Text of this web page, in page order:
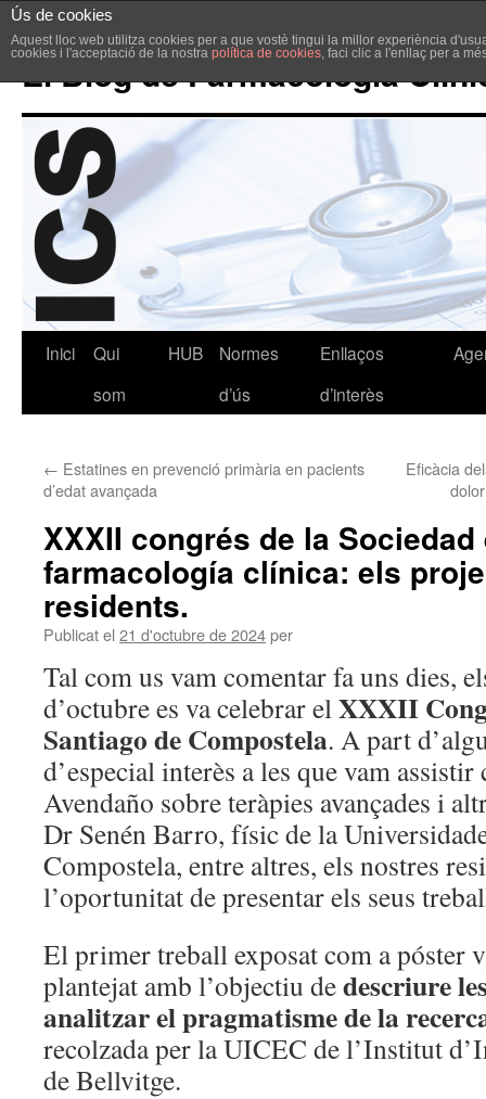
Ús de cookies
Aquest lloc web utilitza cookies per a que vostè tingui la millor experiència
cookies i l'acceptació de la nostra política de cookies, faci clic a l'enllaç per a
El Blog de Farmacologia
Inici
Qui
som
HUB
Normes
d’ús
Enllaços
d’interès
← Estatines en prevenció primària en pacients
d’edat avançada
Eficàcia
XXXII congrés de la
farmacología clínica: els
residents.
Publicat el 21 d'octubre de 2024per
Tal com us vam comentar fa uns dies,
d’octubre es va celebrar elXXXII
Santiago de Compostela. A part
d’especial interès a les que vam
Avendaño sobre teràpies avançades i
Dr Senén Barro, físic de la
Compostela, entre altres, els nostres
l’oportunitat de presentar els seus
El primer treball exposat com a póster
plantejat amb l’objectiu dedescriure
analitzar el pragmatisme de la
recolzada per la UICEC de l’Institut
de Bellvitge.